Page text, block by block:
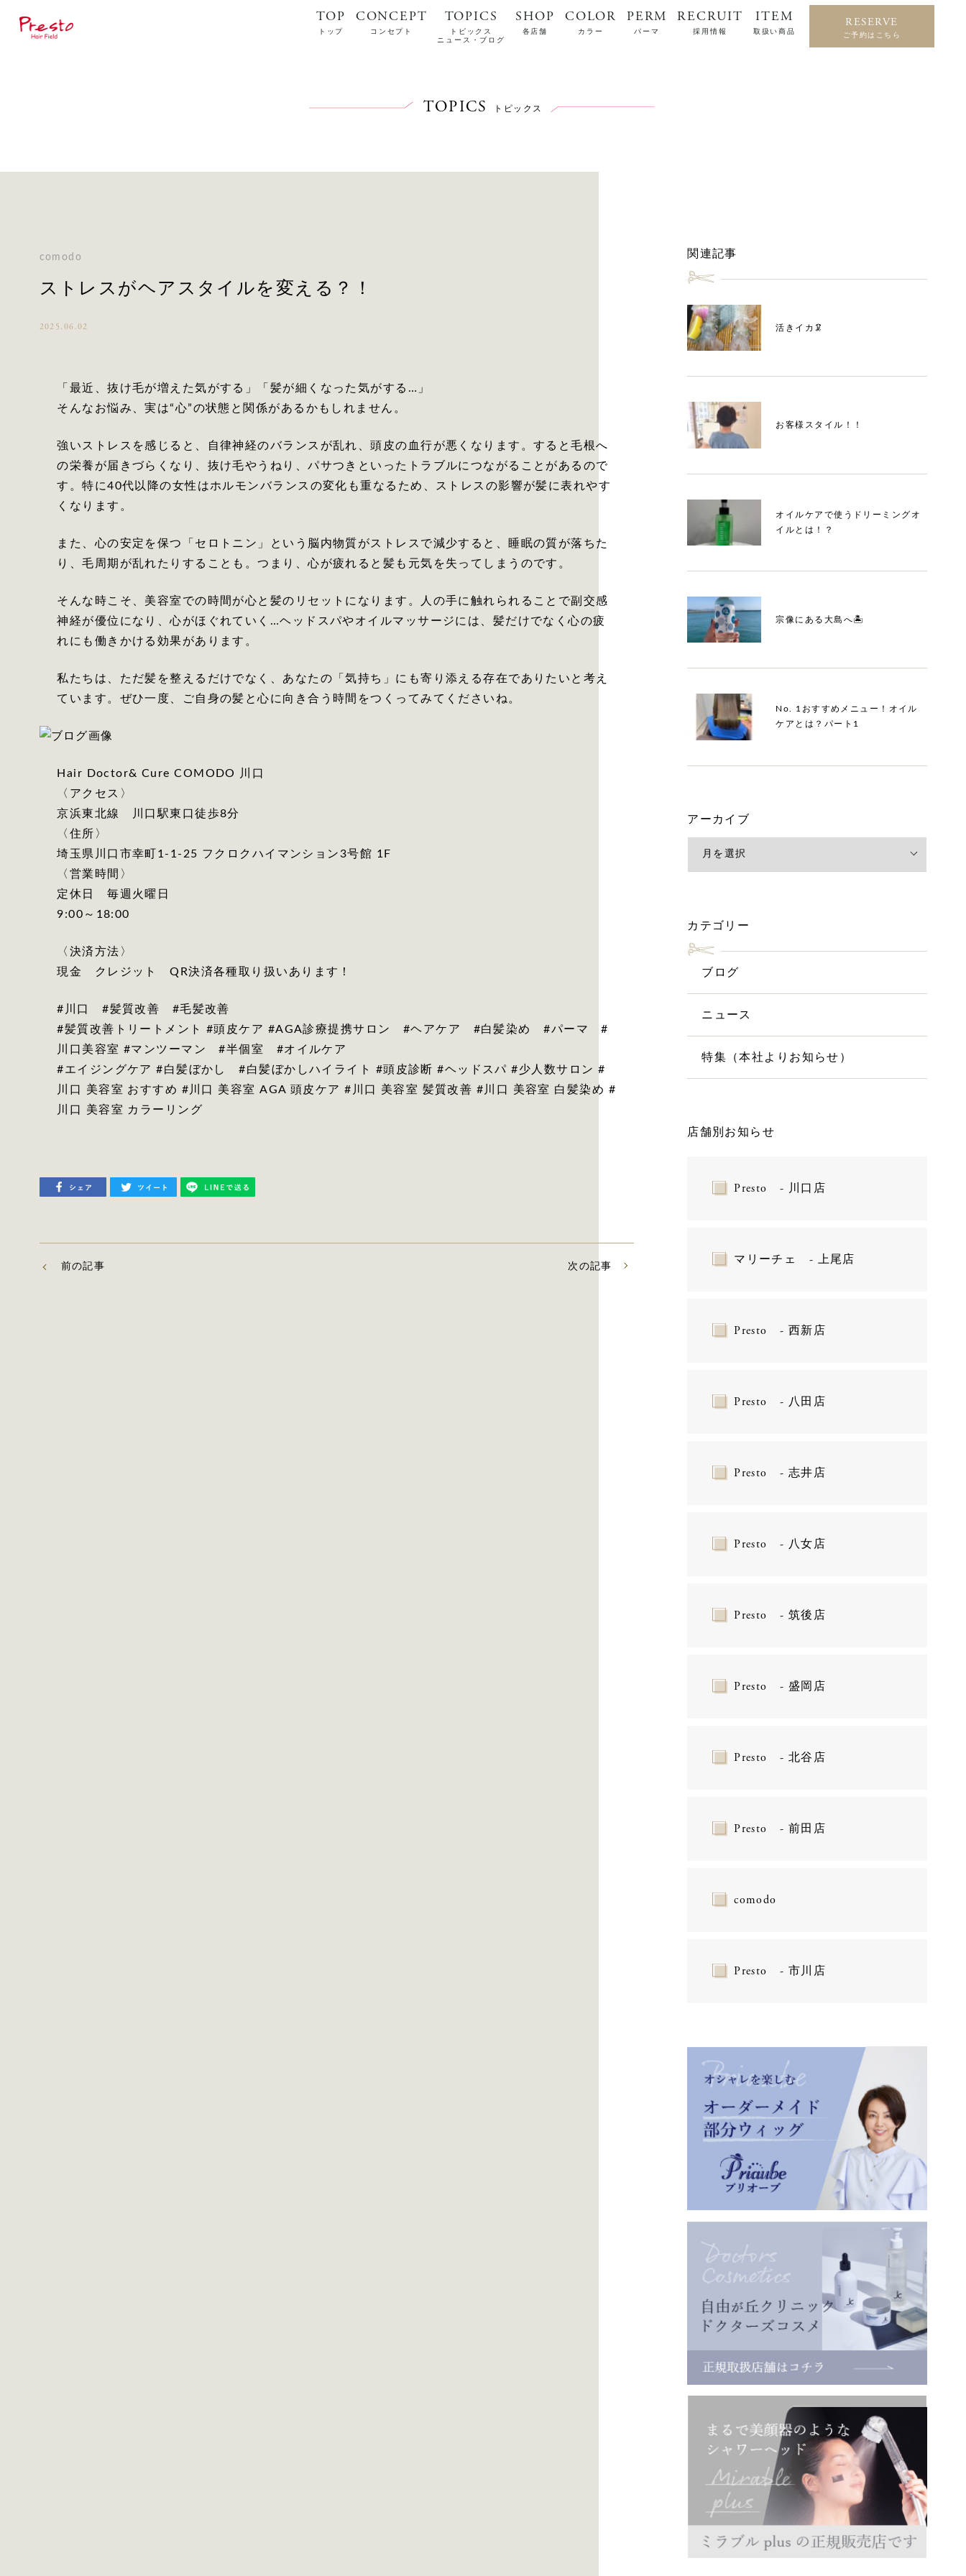
TOP
トップ
CONCEPT
コンセプト
TOPICS
トピックス
ニュース・ブログ
SHOP
各店舗
COLOR
カラー
PERM
パーマ
RECRUIT
採用情報
ITEM
取扱い商品
RESERVE
ご予約はこちら
TOPICS トピックス
comodo
ストレスがヘアスタイルを変える？！
2025.06.02
「最近、抜け毛が増えた気がする」「髪が細くなった気がする…」
そんなお悩み、実は“心”の状態と関係があるかもしれません。
強いストレスを感じると、自律神経のバランスが乱れ、頭皮の血行が悪くなります。すると毛根へ
の栄養が届きづらくなり、抜け毛やうねり、パサつきといったトラブルにつながることがあるので
す。特に40代以降の女性はホルモンバランスの変化も重なるため、ストレスの影響が髪に表れやす
くなります。
また、心の安定を保つ「セロトニン」という脳内物質がストレスで減少すると、睡眠の質が落ちた
り、毛周期が乱れたりすることも。つまり、心が疲れると髪も元気を失ってしまうのです。
そんな時こそ、美容室での時間が心と髪のリセットになります。人の手に触れられることで副交感
神経が優位になり、心がほぐれていく…ヘッドスパやオイルマッサージには、髪だけでなく心の疲
れにも働きかける効果があります。
私たちは、ただ髪を整えるだけでなく、あなたの「気持ち」にも寄り添える存在でありたいと考え
ています。ぜひ一度、ご自身の髪と心に向き合う時間をつくってみてくださいね。
Hair Doctor& Cure COMODO 川口
〈アクセス〉
京浜東北線 川口駅東口徒歩8分
〈住所〉
埼玉県川口市幸町1-1-25 フクロクハイマンション3号館 1F
〈営業時間〉
定休日 毎週火曜日
9:00～18:00
〈決済方法〉
現金 クレジット QR決済各種取り扱いあります！
#川口 #髪質改善 #毛髪改善
#髪質改善トリートメント #頭皮ケア #AGA診療提携サロン #ヘアケア #白髪染め #パーマ #
川口美容室 #マンツーマン #半個室 #オイルケア
#エイジングケア #白髪ぼかし #白髪ぼかしハイライト #頭皮診断 #ヘッドスパ #少人数サロン #
川口 美容室 おすすめ #川口 美容室 AGA 頭皮ケア #川口 美容室 髪質改善 #川口 美容室 白髪染め #
川口 美容室 カラーリング
前の記事 次の記事
関連記事
活きイカ🦑
お客様スタイル！！
オイルケアで使うドリーミングオ
イルとは！？
宗像にある大島へ🏝️
No. 1おすすめメニュー！オイル
ケアとは？パート1
アーカイブ
カテゴリー
ブログ
ニュース
特集（本社よりお知らせ）
店舗別お知らせ
Presto - 川口店
マリーチェ - 上尾店
Presto - 西新店
Presto - 八田店
Presto - 志井店
Presto - 八女店
Presto - 筑後店
Presto - 盛岡店
Presto - 北谷店
Presto - 前田店
comodo
Presto - 市川店